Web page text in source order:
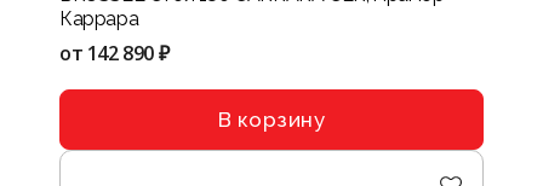
Каррара
от 142 890 ₽
В корзину